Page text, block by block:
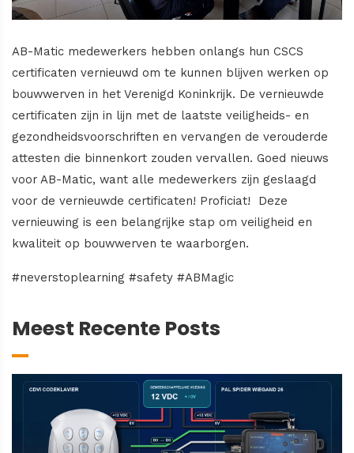
AB-Matic medewerkers hebben onlangs hun CSCS
certificaten vernieuwd om te kunnen blijven werken op
bouwwerven in het Verenigd Koninkrijk. De vernieuwde
certificaten zijn in lijn met de laatste veiligheids- en
gezondheidsvoorschriften en vervangen de verouderde
attesten die binnenkort zouden vervallen. Goed nieuws
voor AB-Matic, want alle medewerkers zijn geslaagd
voor de vernieuwde certificaten! Proficiat! Deze
vernieuwing is een belangrijke stap om veiligheid en
kwaliteit op bouwwerven te waarborgen.
#neverstoplearning #safety #ABMagic
Meest Recente Posts